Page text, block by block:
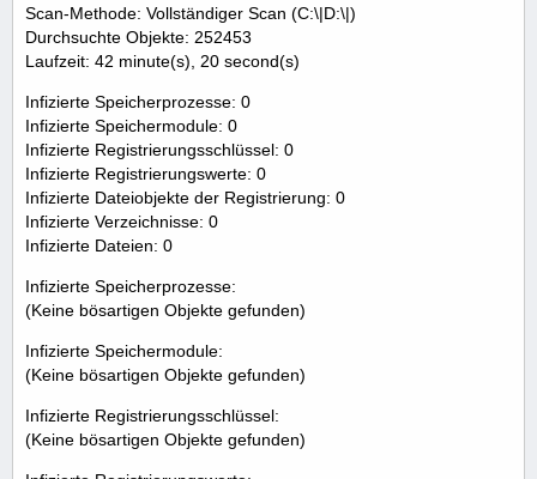
Scan-Methode: Vollständiger Scan (C:\|D:\|)
Durchsuchte Objekte: 252453
Laufzeit: 42 minute(s), 20 second(s)
Infizierte Speicherprozesse: 0
Infizierte Speichermodule: 0
Infizierte Registrierungsschlüssel: 0
Infizierte Registrierungswerte: 0
Infizierte Dateiobjekte der Registrierung: 0
Infizierte Verzeichnisse: 0
Infizierte Dateien: 0
Infizierte Speicherprozesse:
(Keine bösartigen Objekte gefunden)
Infizierte Speichermodule:
(Keine bösartigen Objekte gefunden)
Infizierte Registrierungsschlüssel:
(Keine bösartigen Objekte gefunden)